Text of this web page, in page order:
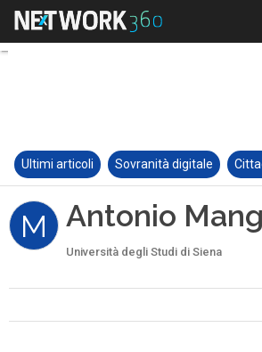
Ultimi articoli Sovranità digitale
M Antonio
Università degli Studi di Siena